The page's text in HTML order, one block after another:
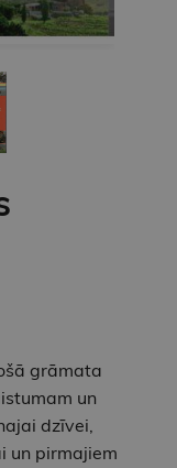
grāmata
un
dzīvei,
un pirmajiem